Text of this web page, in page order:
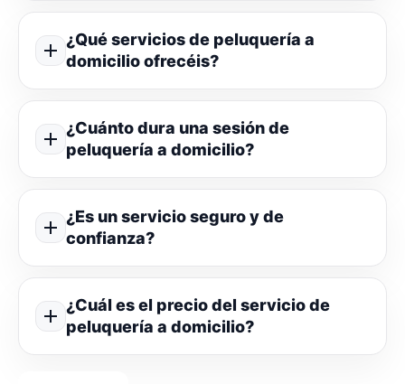
¿Qué servicios de peluquería a
domicilio ofrecéis?
¿Cuánto dura una sesión de
peluquería a domicilio?
¿Es un servicio seguro y de
confianza?
¿Cuál es el precio del servicio de
peluquería a domicilio?